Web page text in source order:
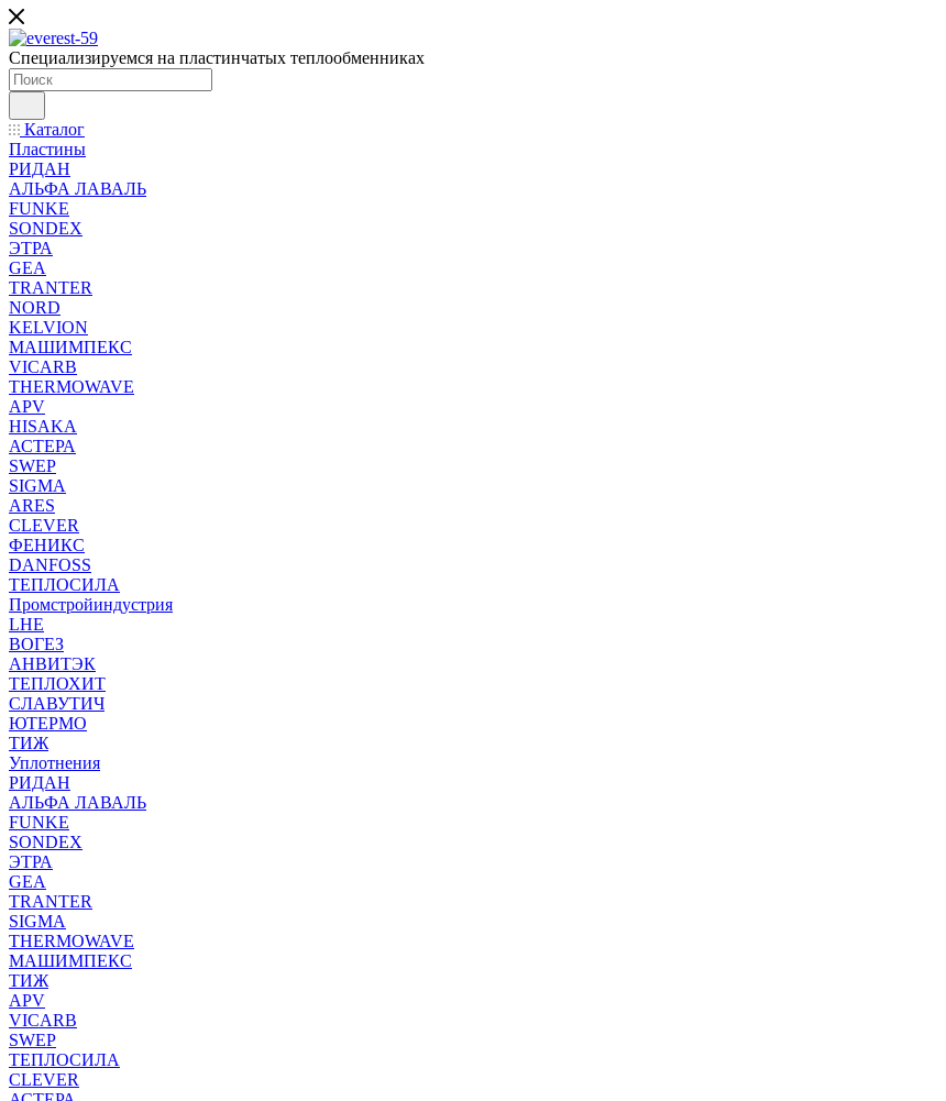
Специализируемся на пластинчатых теплообменниках
Каталог
Пластины
РИДАН
АЛЬФА ЛАВАЛЬ
FUNKE
SONDEX
ЭТРА
GEA
TRANTER
NORD
KELVION
МАШИМПЕКС
VICARB
THERMOWAVE
APV
HISAKA
АСТЕРА
SWEP
SIGMA
ARES
CLEVER
ФЕНИКС
DANFOSS
ТЕПЛОСИЛА
Промстройиндустрия
LHE
ВОГЕЗ
АНВИТЭК
ТЕПЛОХИТ
СЛАВУТИЧ
ЮТЕРМО
ТИЖ
Уплотнения
РИДАН
АЛЬФА ЛАВАЛЬ
FUNKE
SONDEX
ЭТРА
GEA
TRANTER
SIGMA
THERMOWAVE
МАШИМПЕКС
ТИЖ
APV
VICARB
SWEP
ТЕПЛОСИЛА
CLEVER